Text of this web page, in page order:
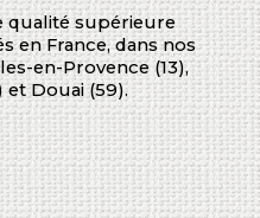
qualité supérieure
en France, dans nos
en-Provence (13),
et Douai (59).